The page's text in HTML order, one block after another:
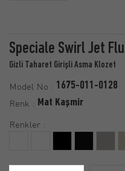
Speciale Swirl Jet
Gizli Taharet Girişli Asma Klozet
Model No : 1675-011-0128
Renk : Mat Kaşmir
Renkler :